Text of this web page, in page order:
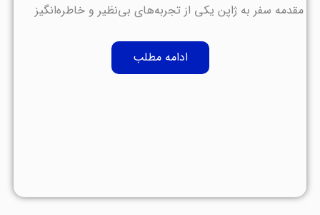
مقدمه سفر به ژاپن یکی از تجربه‌های بی‌نظیر و خاطره‌انگیز
ادامه مطلب